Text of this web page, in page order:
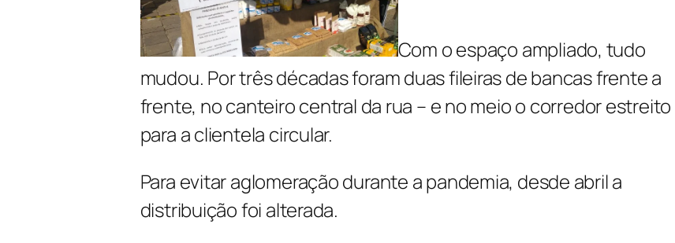
Com o espaço ampliado, tudo
mudou. Por três décadas foram duas fileiras de bancas frente a
frente, no canteiro central da rua – e no meio o corredor estreito
para a clientela circular.
Para evitar aglomeração durante a pandemia, desde abril a
distribuição foi alterada.